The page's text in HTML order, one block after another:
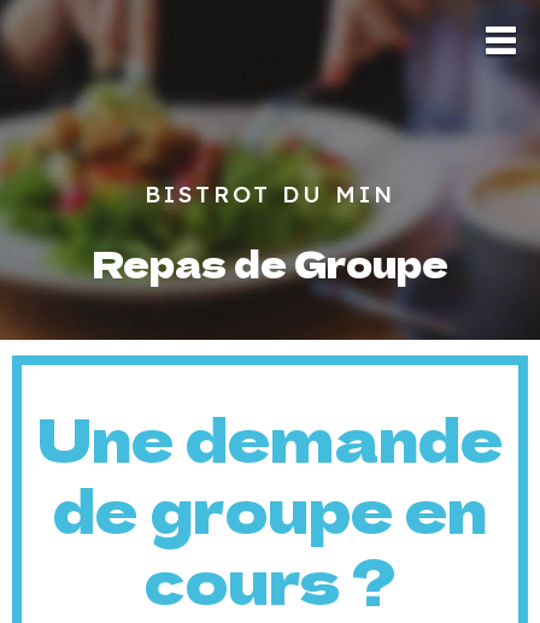
BISTROT DU MIN
Repas de Groupe
Une demande
de groupe en
cours ?